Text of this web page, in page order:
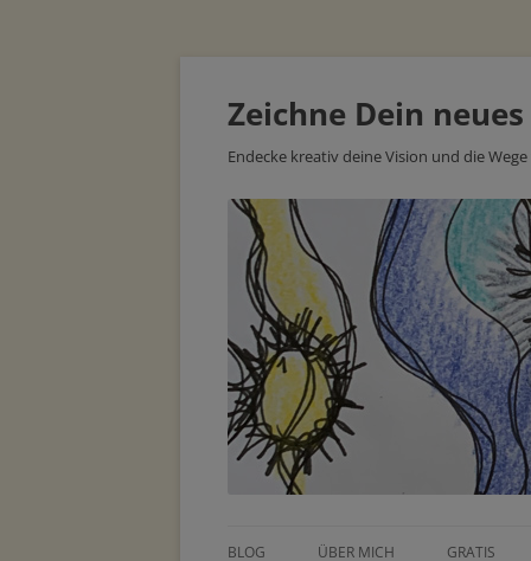
Zeichne Dein
Endecke kreativ deine Vision und die
BLOG ÜBER MICH GRATIS